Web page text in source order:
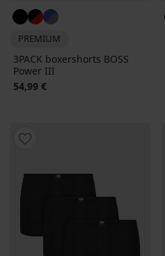
PREMIUM
3PACK boxershorts BOSS
Power III
54,99 €